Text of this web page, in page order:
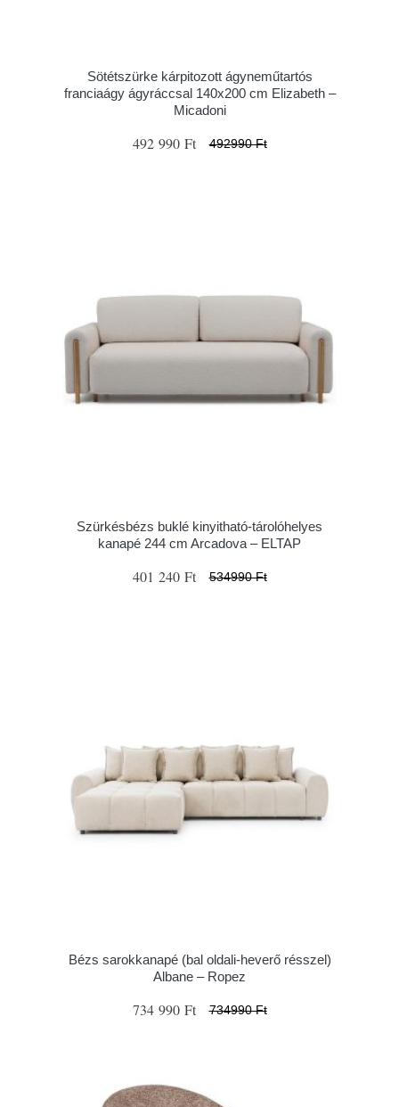
Sötétszürke kárpitozott ágyneműtartós
franciaágy ágyráccsal 140x200 cm Elizabeth –
Micadoni
492 990 Ft 492990 Ft
Szürkésbézs buklé kinyitható-tárolóhelyes
kanapé 244 cm Arcadova – ELTAP
401 240 Ft 534990 Ft
Bézs sarokkanapé (bal oldali-heverő résszel)
Albane – Ropez
734 990 Ft 734990 Ft